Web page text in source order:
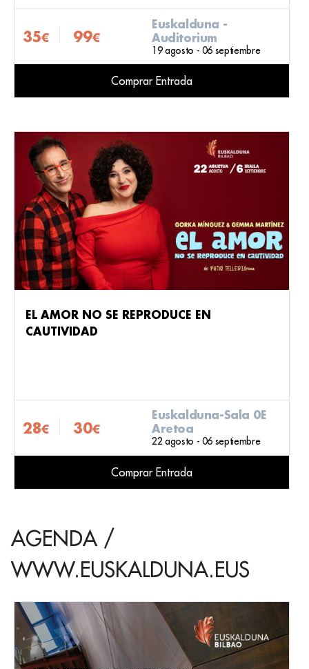
35€ 99€
Euskalduna -
Auditorium
19 agosto - 06 septiembre
Comprar Entrada
EL AMOR NO SE REPRODUCE EN
CAUTIVIDAD
28€ 30€
Euskalduna-Sala 0E
Aretoa
22 agosto - 06 septiembre
Comprar Entrada
AGENDA /
WWW.EUSKALDUNA.EUS